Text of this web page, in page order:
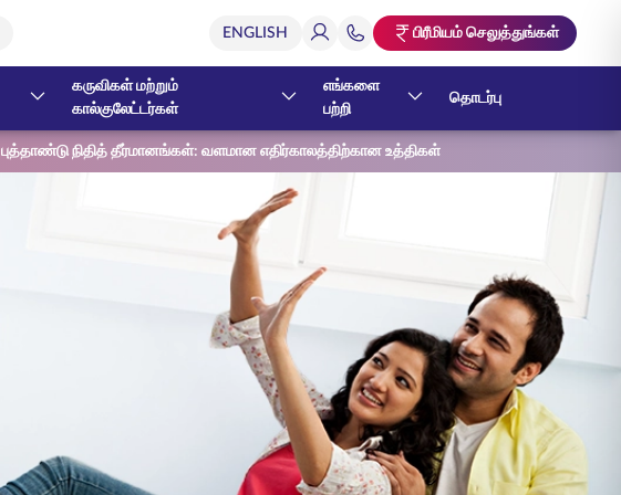
பிரீமியம் செலுத்துங்கள்
கருவிகள் மற்றும்
கால்குலேட்டர்கள்
எங்களை
பற்றி
தொடர்பு
புத்தாண்டு நிதித் தீர்மானங்கள்: வளமான எதிர்காலத்திற்கான உத்திகள்